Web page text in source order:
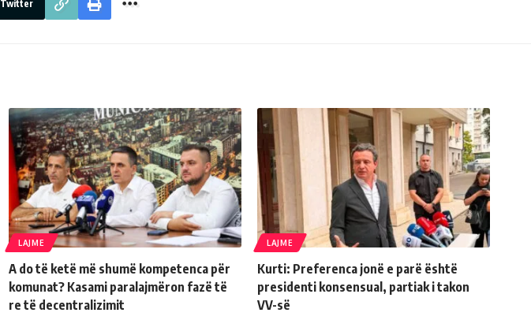
Twitter
LAJME
A do të ketë më shumë kompetenca për
komunat? Kasami paralajmëron fazë të
re të decentralizimit
LAJME
Kurti: Preferenca jonë e parë është
presidenti konsensual, partiak i takon
VV-së